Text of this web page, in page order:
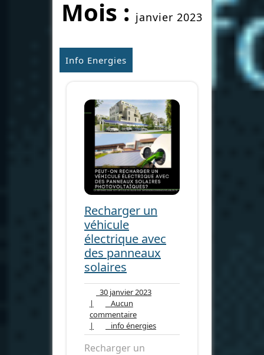
Mois : janvier 2023
Info Energies
Recharger un
véhicule
électrique avec
des panneaux
solaires
30 janvier 202330
|
Aucun
commentaireAucun
commentaire
| info énergiesinfo
énergies
Recharger un